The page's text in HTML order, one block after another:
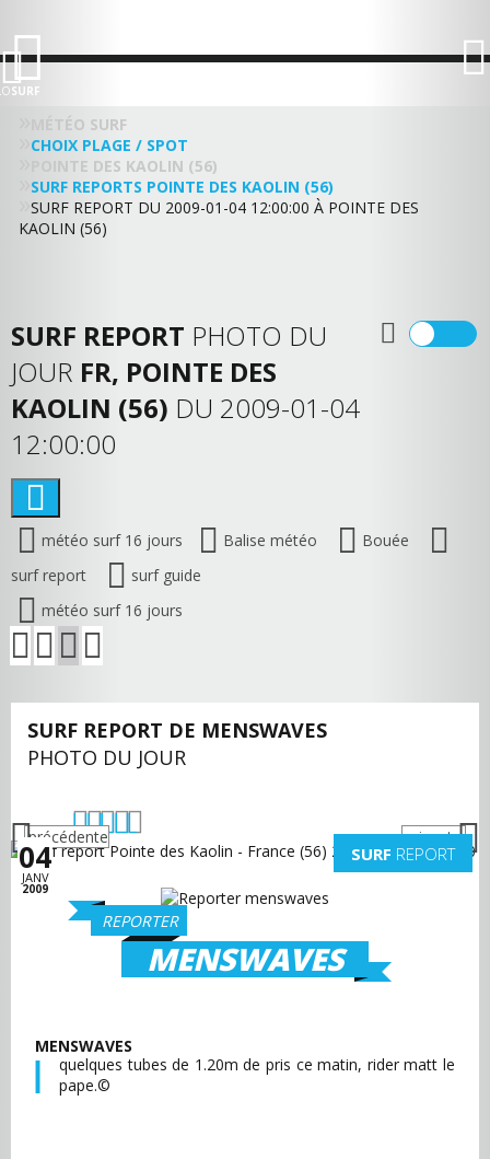
SURF
MÉTÉO SURF
CHOIX PLAGE / SPOT
POINTE DES KAOLIN (56)
SURF REPORTS POINTE DES KAOLIN (56)
SURF REPORT DU 2009-01-04 12:00:00 À POINTE DES
KAOLIN (56)
SURF REPORT PHOTO DU
JOUR FR, POINTE DES
KAOLIN (56) DU 2009-01-04
12:00:00
météo surf 16 jours Balise météo
Bouée
surf report
surf guide
météo surf 16 jours
SURF REPORT DE MENSWAVES
PHOTO DU JOUR
04
JANV
2009
SURF REPORT
précédente suivante
REPORTER
MENSWAVES
MENSWAVES
quelques tubes de 1.20m de pris ce matin, rider matt le
pape.©